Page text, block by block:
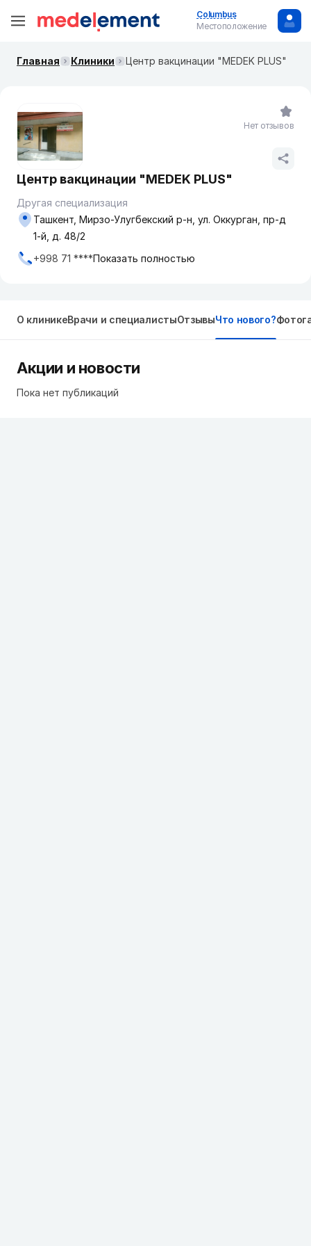
Columbus
Местоположение
Главная Клиники Центр вакцинации "MEDEK PLUS"
Центр вакцинации "MEDEK PLUS"
Другая специализация
Ташкент, Мирзо-Улугбекский р-н, ул. Оккурган, пр-д
1-й, д. 48/2
+998 71 ****Показать полностью
Нет отзывов
О клиникеВрачи и специалистыОтзывыЧто нового?
Акции и новости
Пока нет публикаций